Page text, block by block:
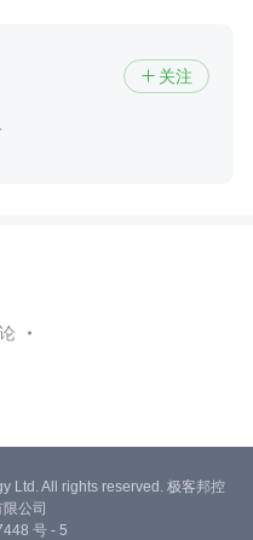
 关注
Ltd. All rights reserved. 极客邦控
公司
号 - 5